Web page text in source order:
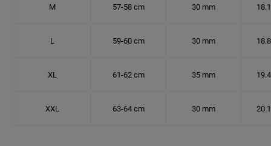
M 57-58 cm 30 mm
L 59-60 cm 30 mm
XL 61-62 cm 35 mm
XXL 63-64 cm 30 mm